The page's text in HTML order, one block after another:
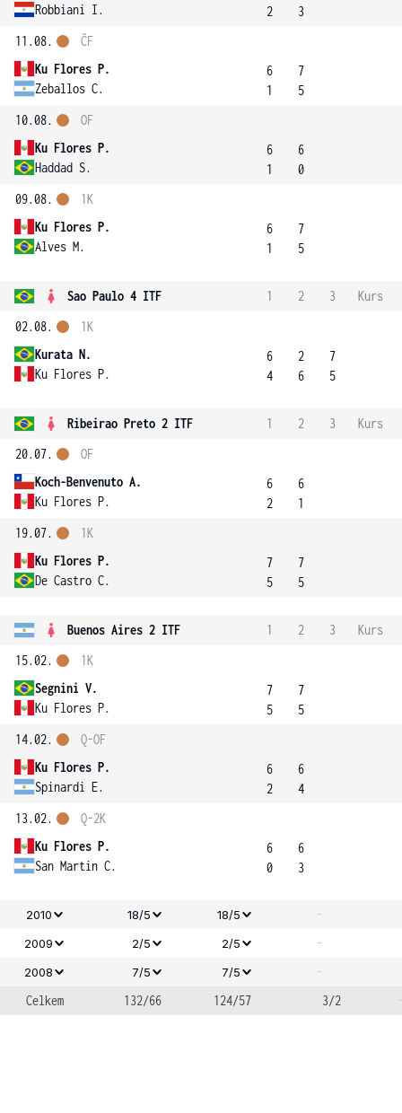
Robbiani I.
2
3
11.08.
Ku Flores P.
Zeballos C.
ČF
6
1
7
5
10.08.
Ku Flores P.
Haddad S.
OF
6
1
6
0
09.08.
Ku Flores P.
Alves M.
1K
6
1
7
5
Sao Paulo 4 ITF 1 2 3
Kurs
02.08.
Kurata N.
Ku Flores P.
1K
6
4
2
6
7
5
Ribeirao Preto 2 ITF 1 2 3
Kurs
20.07.
Koch-Benvenuto A.
Ku Flores P.
OF
6
2
6
1
19.07.
Ku Flores P.
De Castro C.
1K
7
5
7
5
Buenos Aires 2 ITF 1 2 3
Kurs
15.02.
Segnini V.
Ku Flores P.
1K
7
5
7
5
14.02.
Ku Flores P.
Spinardi E.
Q-OF
6
2
6
4
13.02.
Ku Flores P.
San Martin C.
Q-2K
6
0
6
3
2010 18/5 18/5 -
2009 2/5 2/5 -
2008 7/5 7/5
-
Celkem
132/66 124/57 3/2